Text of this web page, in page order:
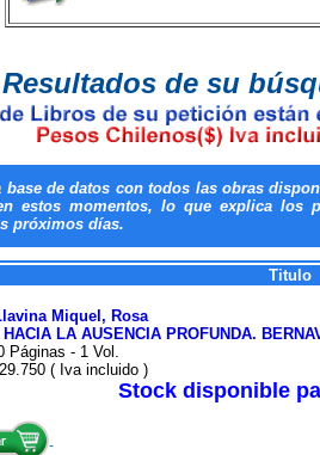
Resultados de su
base de datos con todos las obras
estos momentos, lo que explica los
próximos días.
Titulo
Miquel, Rosa
HACIA LA AUSENCIA PROFUNDA.
Páginas - 1 Vol.
( Iva incluido )
Stock disponible